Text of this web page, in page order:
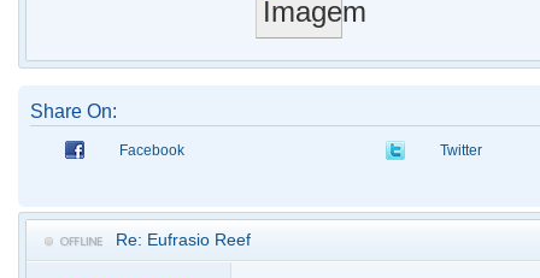
Share On:
Facebook Twitter
Re: Eufrasio Reef